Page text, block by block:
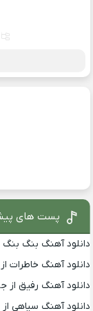
پست های
دانلود آهنگ بنگ بنگ
دانلود آهنگ خاطرات
دانلود آهنگ رفیق از
دانلود آهنگ سیاهی